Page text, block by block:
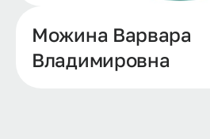
Можина Варвара
Владимировна